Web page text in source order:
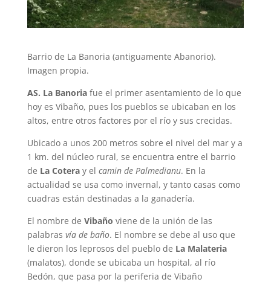
Barrio de La Banoria (antiguamente Abanorio).
Imagen propia.
AS. La Banoriafue el primer asentamiento de lo que
hoy es Vibaño, pues los pueblos se ubicaban en los
altos, entre otros factores por el río y sus crecidas.
Ubicado a unos 200 metros sobre el nivel del mar y a
1 km. del núcleo rural, se encuentra entre el barrio
de La Coteray el camin de Palmedianu. En la
actualidad se usa como invernal, y tanto casas como
cuadras están destinadas a la ganadería.
El nombre de Vibaño viene de la unión de las
palabras vía de baño. El nombre se debe al uso que
le dieron los leprosos del pueblo de La Malateria
(malatos), donde se ubicaba un hospital, al río
Bedón, que pasa por la periferia de Vibaño